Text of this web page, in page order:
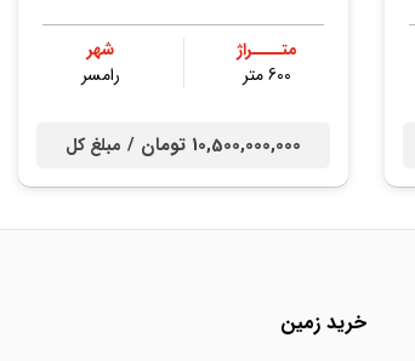
متــــراژ
600 متر
شهر
رامسر
10,500,000,000 تومان / مبلغ کل
خرید زمین